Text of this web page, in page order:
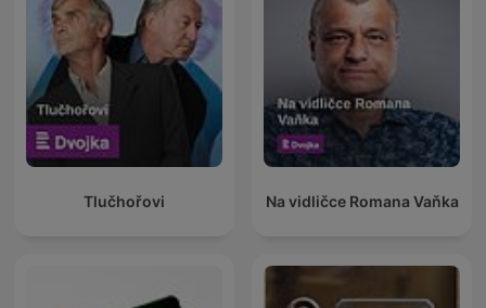
Tlučhořovi Na vidličce Romana Vaňka